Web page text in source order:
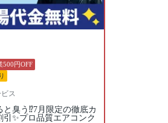
500円OFF
ス
臭う⁉️7月限定の徹底カ
引✨プロ品質エアコンク